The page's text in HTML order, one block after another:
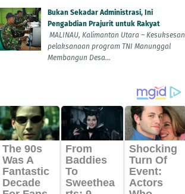
Bukan Sekadar Administrasi, Ini
Pengabdian Prajurit untuk Rakyat
MALINAU, Kalimantan Utara – Kesuksesan
pelaksanaan program TNI Manunggal
Membangun Desa...